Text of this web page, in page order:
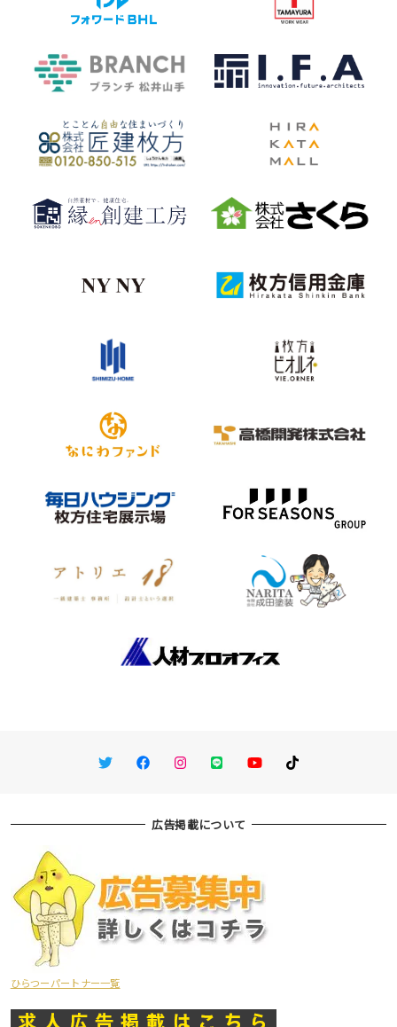
TwitterFacebookInstagram
LINE You TubeTikTok
広告掲載について
ひらつーパートナー一覧